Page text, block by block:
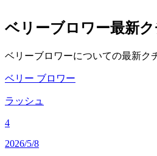
ベリーブロワー最新ク
ベリーブロワーについての最新ク
ベリー ブロワー
ラッシュ
4
2026/5/8